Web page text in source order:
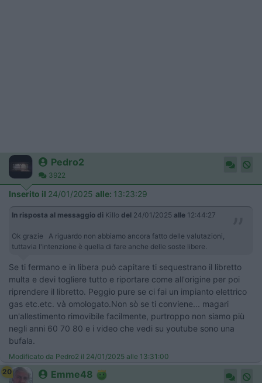
Pedro2
3922
Inserito il 24/01/2025 alle: 13:23:29
In risposta al messaggio di Killo del 24/01/2025 alle 12:44:27
Ok grazie A riguardo non abbiamo ancora fatto delle valutazioni,
tuttavia l'intenzione è quella di fare anche delle soste libere.
Se ti fermano e in libera può capitare ti sequestrano il libretto
multa e devi togliere tutto e riportare come all'origine per poi
riprendere il libretto. Peggio pure se ci fai un impianto elettrico
gas etc.etc. và omologato.Non sò se ti conviene... magari
un'allestimento rimovibile facilmente, purtroppo non siamo più
negli anni 60 70 80 e i video che vedi su youtube sono una
bufala.
Modificato da Pedro2 il 24/01/2025 alle 13:31:00
20
Emme48